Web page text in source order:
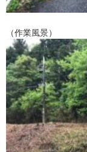
（作業風景）